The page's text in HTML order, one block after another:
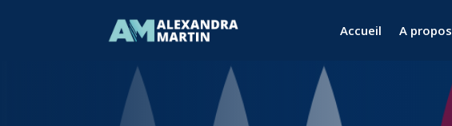
Accueil A propos